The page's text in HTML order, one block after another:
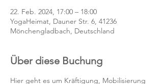
22. Feb. 2024, 17:00 – 18:00
YogaHeimat, Dauner Str. 6, 41236
Mönchengladbach, Deutschland
Über diese Buchung
Hier geht es um Kräftigung, Mobilisierung